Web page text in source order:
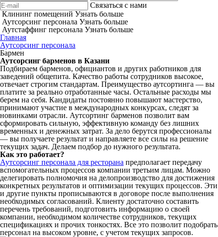
Связаться с нами
Клининг помещений Узнать больше
Аутсорсинг персонала Узнать больше
Аутстаффинг персонала Узнать больше
Главная
Аутсорсинг персонала
Бармен
Аутсорсинг барменов в Казани
Подбираем барменов, официантов и других работников для
заведений общепита. Качество работы сотрудников высокое,
отвечает строгим стандартам. Преимущество аутсортинга — вы
платите за реально отработанные часы. Остальные расходы мы
берем на себя. Кандидаты постоянно повышают мастерство,
принимают участие в международных конкурсах, следят за
новинками отрасли. Аутсортинг барменов позволит вам
сформировать сильную, эффективную команду без лишних
временных и денежных затрат. За дело берутся профессионалы
— вы получаете результат и направляете все силы на решение
текущих задач. Делаем подбор до нужного результата.
Как это работает?
Аутсорсинг персонала для ресторана предполагает передачу
вспомогательных процессов компании третьим лицам. Можно
делегировать полномочия на делопроизводство для достижения
конкретных результатов и оптимизации текущих процессов. Эти
и другие пункты прописываются в договоре после выполнения
необходимых согласований. Клиенту достаточно составить
перечень требований, подготовить информацию о своей
компании, необходимом количестве сотрудников, текущих
спецификациях и прочих тонкостях. Все это позволит подобрать
персонал на высоком уровне, с учетом текущих запросов.